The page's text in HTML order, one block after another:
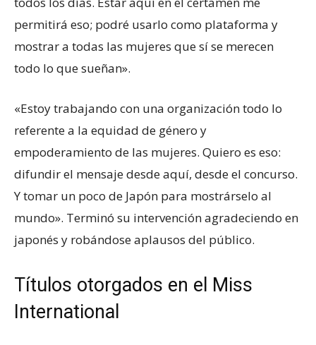
permitirá eso; podré usarlo como plataforma y
mostrar a todas las mujeres que sí se merecen
todo lo que sueñan».
«Estoy trabajando con una organización todo lo
referente a la equidad de género y
empoderamiento de las mujeres. Quiero es eso:
difundir el mensaje desde aquí, desde el concurso.
Y tomar un poco de Japón para mostrárselo al
mundo». Terminó su intervención agradeciendo en
japonés y robándose aplausos del público.
Títulos otorgados en el Miss
International